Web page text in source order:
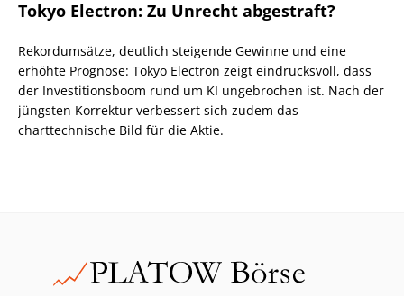
Tokyo Electron: Zu Unrecht abgestraft?
Rekordumsätze, deutlich steigende Gewinne und eine
erhöhte Prognose: Tokyo Electron zeigt eindrucksvoll, dass
der Investitionsboom rund um KI ungebrochen ist. Nach der
jüngsten Korrektur verbessert sich zudem das
charttechnische Bild für die Aktie.